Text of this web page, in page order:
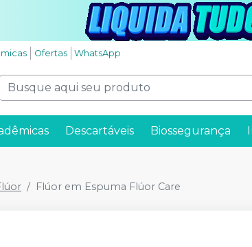
Ofertas WhatsApp
Descartáveis Biossegurança
Flúor em Espuma Flúor Care